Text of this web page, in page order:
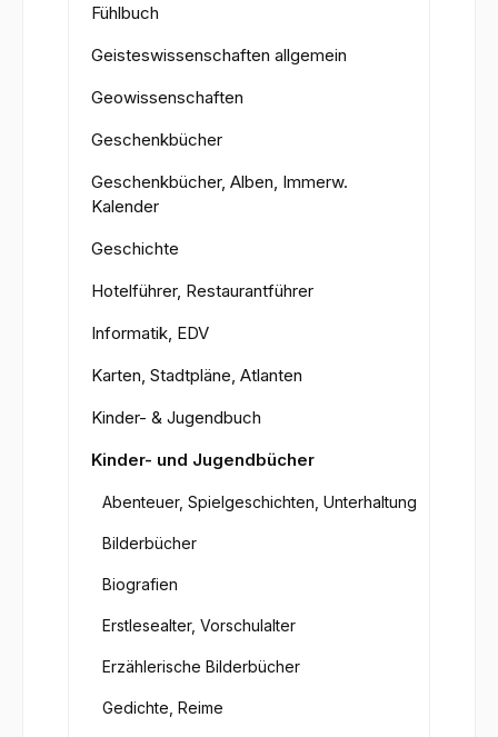
Fühlbuch
Geisteswissenschaften allgemein
Geowissenschaften
Geschenkbücher
Geschenkbücher, Alben, Immerw.
Kalender
Geschichte
Hotelführer, Restaurantführer
Informatik, EDV
Karten, Stadtpläne, Atlanten
Kinder- & Jugendbuch
Kinder- und Jugendbücher
Abenteuer, Spielgeschichten, Unterhaltung
Bilderbücher
Biografien
Erstlesealter, Vorschulalter
Erzählerische Bilderbücher
Gedichte, Reime